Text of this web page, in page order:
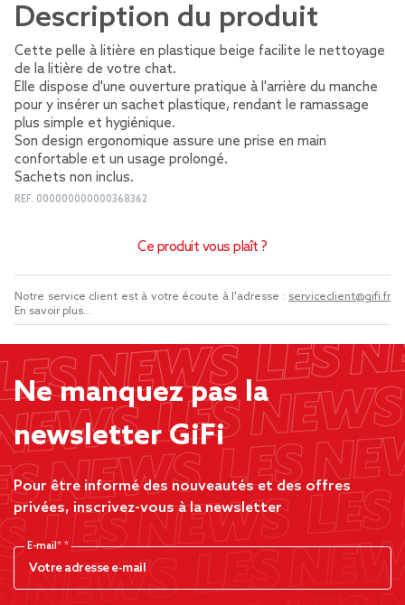
Description du produit
Cette pelle à litière en plastique beige facilite le nettoyage
de la litière de votre chat.
Elle dispose d'une ouverture pratique à l'arrière du manche
pour y insérer un sachet plastique, rendant le ramassage
plus simple et hygiénique.
Son design ergonomique assure une prise en main
confortable et un usage prolongé.
Sachets non inclus.
REF. 000000000000368362
Ce produit vous plaît ?
Notre service client est à votre écoute à l'adresse : serviceclient@gifi.fr
En savoir plus...
Ne manquez pas la
newsletter GiFi
Pour être informé des nouveautés et des offres
privées, inscrivez-vous à la newsletter
E-mail*